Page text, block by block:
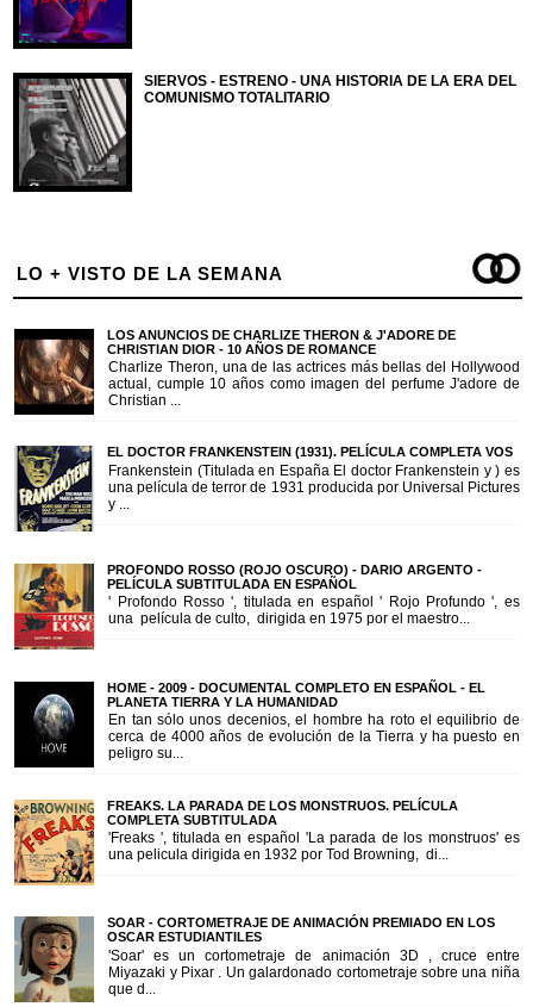
SIERVOS - ESTRENO - UNA HISTORIA DE LA ERA DEL
COMUNISMO TOTALITARIO
LO + VISTO DE LA SEMANA
LOS ANUNCIOS DE CHARLIZE THERON & J'ADORE DE
CHRISTIAN DIOR - 10 AÑOS DE ROMANCE
Charlize Theron, una de las actrices más bellas del Hollywood
actual, cumple 10 años como imagen del perfume J'adore de
Christian ...
EL DOCTOR FRANKENSTEIN (1931). PELÍCULA COMPLETA VOS
Frankenstein (Titulada en España El doctor Frankenstein y ) es
una película de terror de 1931 producida por Universal Pictures
y ...
PROFONDO ROSSO (ROJO OSCURO) - DARIO ARGENTO -
PELÍCULA SUBTITULADA EN ESPAÑOL
' Profondo Rosso ', titulada en español ' Rojo Profundo ', es
una película de culto, dirigida en 1975 por el maestro...
HOME - 2009 - DOCUMENTAL COMPLETO EN ESPAÑOL - EL
PLANETA TIERRA Y LA HUMANIDAD
En tan sólo unos decenios, el hombre ha roto el equilibrio de
cerca de 4000 años de evolución de la Tierra y ha puesto en
peligro su...
FREAKS. LA PARADA DE LOS MONSTRUOS. PELÍCULA
COMPLETA SUBTITULADA
'Freaks ', titulada en español 'La parada de los monstruos' es
una pelicula dirigida en 1932 por Tod Browning, di...
SOAR - CORTOMETRAJE DE ANIMACIÓN PREMIADO EN LOS
OSCAR ESTUDIANTILES
'Soar' es un cortometraje de animación 3D , cruce entre
Miyazaki y Pixar . Un galardonado cortometraje sobre una niña
que d...